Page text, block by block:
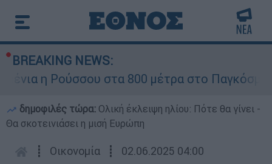
BREAKING NEWS:
η Ρούσσου στα 800 μέτρα στο Παγκόσμιο
δημοφιλές τώρα: Ολική έκλειψη ηλίου: Πότε θα γίνει -
Θα σκοτεινιάσει η μισή Ευρώπη
┋ Οικονομία ┋ 02.06.2025 04:00